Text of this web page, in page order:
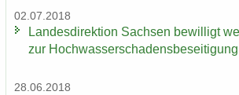
02.07.2018
Lan­des­di­rek­ti­on Sach­sen be­wil­ligt
zur
28.06.2018